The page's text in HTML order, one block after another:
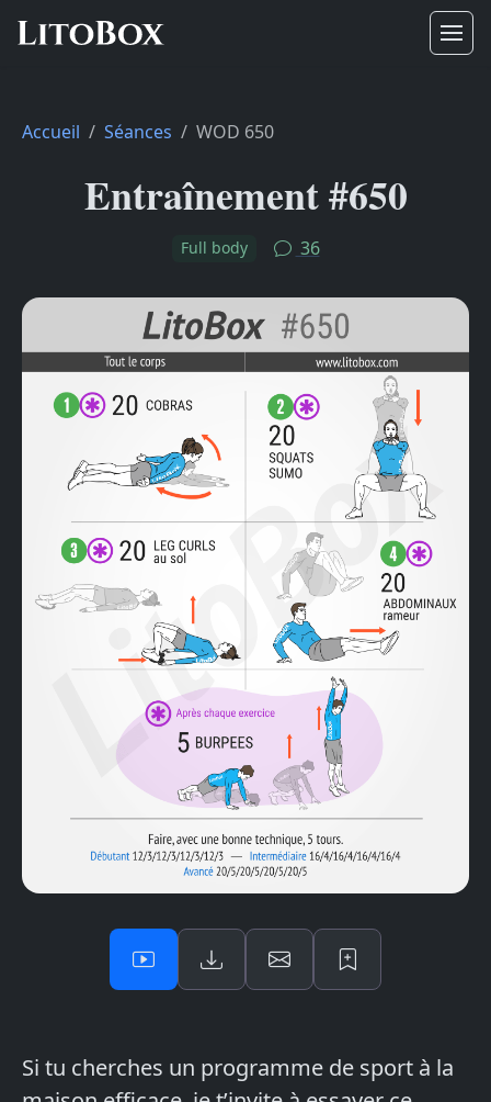
Accueil Séances WOD 650
Entraînement #650
Full body 36
Si tu cherches un programme de sport à la